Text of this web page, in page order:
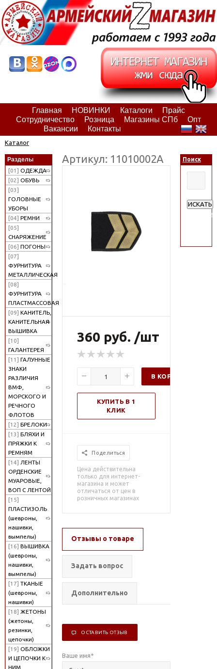
Главная НОВИНКИ Каталоги
Прайс
Сотрудничество
Розница Магазины СПб
Опт
Вакансии
Контакты
Каталог
Разделы
[01] ОДЕЖДА
[02] ОБУВЬ
[03]
ГОЛОВНЫЕ
УБОРЫ
[04] РЕМНИ
[05]
СНАРЯЖЕНИЕ
[06] ПОГОНЫ
[07]
ФУРНИТУРА
МЕТАЛЛИЧЕСКАЯ
[08]
ФУРНИТУРА
ПЛАСТМАССОВАЯ
[09] КАНИТЕЛЬ,
КАНИТЕЛЬНАЯ
ВЫШИВКА
[10]
ГАЛАНТЕРЕЯ
[11] ГАЛУННЫЕ
ЗНАКИ
РАЗЛИЧИЯ
ВМФ,
МОРСКОГО И
РЕЧНОГО
ФЛОТОВ
[12] БРЕЛОКИ
[13] БЛЯХИ И
ПРЯЖКИ К
РЕМНЯМ
[14] ЛЕНТЫ
ОРДЕНСКИЕ
МУАРОВЫЕ,
ВОП С ЛЕНТОЙ
[15]
ПЛАСТИЗОЛЬ
(шевроны,
нашивки,
вымпелы)
[16] ВЫШИВКА
(шевроны,
нашивки,
вымпелы)
[17] ТКАНЫЕ
(шевроны,
нашивки)
[18] ЖЕТОНЫ
(жетоны,
резинки,
цепочки)
[19] ОБЛОЖКИ
И ЦЕПОЧКИ К
НИМ
Артикул: 11010002А
360 руб. /шт
В КОРЗИНУ
КУПИТЬ В 1
КЛИК
Поделиться
Цена действительна
только для интернет-
магазина и может
отличаться от цен в
розничных магазинах
Отзывы о товаре
Задать вопрос
Дополнительно
ОСТАВИТЬ ОТЗЫВ
Ваше имя*
Поиск
ИСКАТЬ